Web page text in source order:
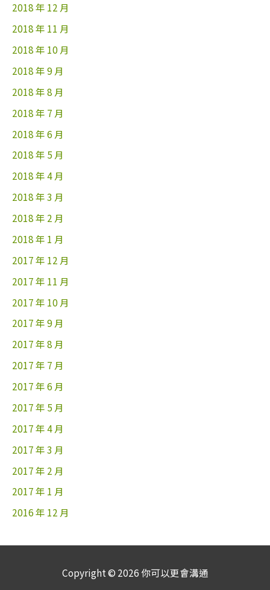
2018 年 12 月
2018 年 11 月
2018 年 10 月
2018 年 9 月
2018 年 8 月
2018 年 7 月
2018 年 6 月
2018 年 5 月
2018 年 4 月
2018 年 3 月
2018 年 2 月
2018 年 1 月
2017 年 12 月
2017 年 11 月
2017 年 10 月
2017 年 9 月
2017 年 8 月
2017 年 7 月
2017 年 6 月
2017 年 5 月
2017 年 4 月
2017 年 3 月
2017 年 2 月
2017 年 1 月
2016 年 12 月
Copyright © 2026 你可以更會溝通